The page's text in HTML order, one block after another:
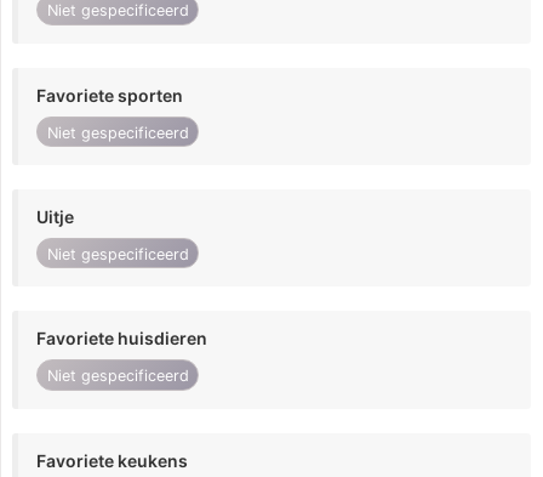
Niet gespecificeerd
Favoriete sporten
Niet gespecificeerd
Uitje
Niet gespecificeerd
Favoriete huisdieren
Niet gespecificeerd
Favoriete keukens